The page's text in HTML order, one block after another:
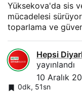
Yüksekova'da sis
mücadelesi
toparlama ve
Hepsi
yayınlandı
10 Aralık
0dk, 51sn